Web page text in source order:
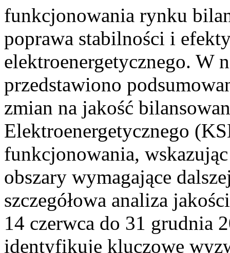
funkcjonowania rynku
poprawa stabilności i
elektroenergetycznego. W
przedstawiono
zmian na jakość
Elektroenergetycznego
funkcjonowania,
obszary wymagające
szczegółowa analiza
14 czerwca do 31 grudnia
identyfikuje kluczowe